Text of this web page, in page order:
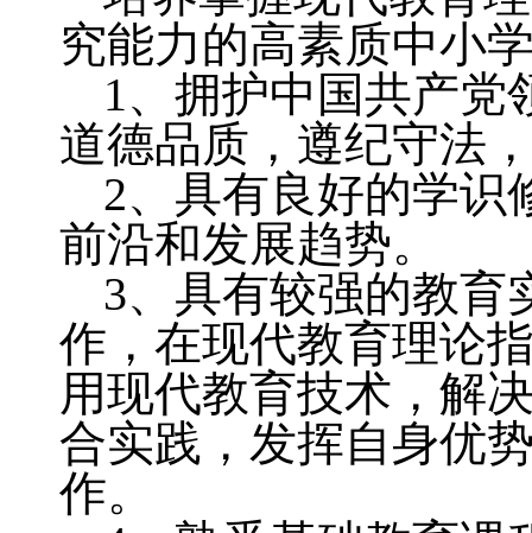
究能力的高素质中小
1、拥护中国共产党
道德品质，遵纪守法
2、具有良好的学识
前沿和发展趋势。
3、具有较强的教育
作，在现代教育理论
用现代教育技术，解
合实践，发挥自身优
作。